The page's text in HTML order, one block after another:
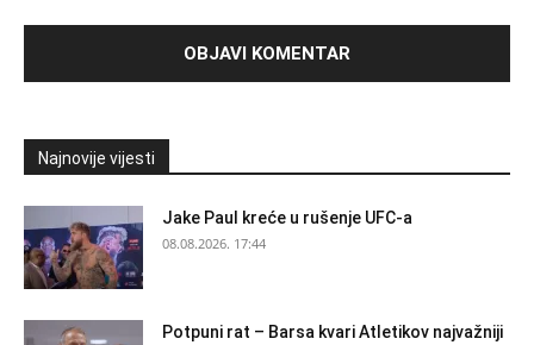
Najnovije vijesti
Jake Paul kreće u rušenje UFC-a
08.08.2026. 17:44
Potpuni rat – Barsa kvari Atletikov najvažniji